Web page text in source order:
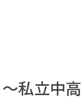
私立中